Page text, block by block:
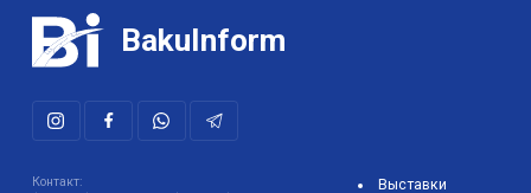
BakuInform
Контакт: Выставки